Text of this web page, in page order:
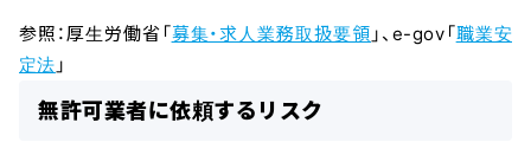
参照：厚生労働省「募集・求人業務取扱要領 」、e-gov「職業安
定法 」
無許可業者に依頼するリスク